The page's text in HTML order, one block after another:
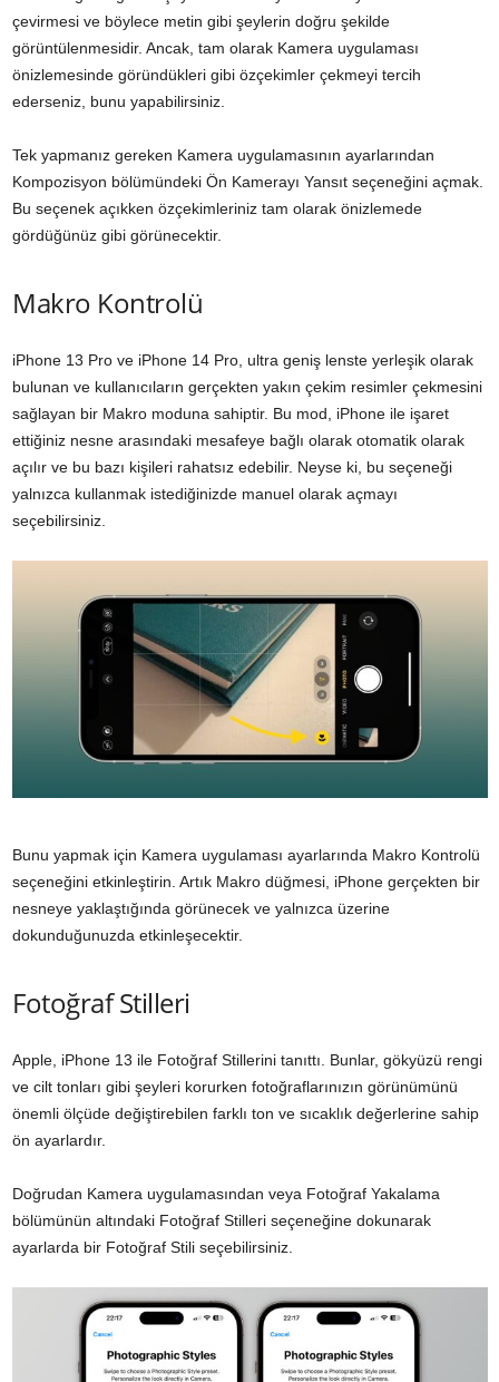
çevirmesi ve böylece metin gibi şeylerin doğru şekilde
görüntülenmesidir. Ancak, tam olarak Kamera uygulaması
önizlemesinde göründükleri gibi özçekimler çekmeyi tercih
ederseniz, bunu yapabilirsiniz.
Tek yapmanız gereken Kamera uygulamasının ayarlarından
Kompozisyon bölümündeki Ön Kamerayı Yansıt seçeneğini açmak.
Bu seçenek açıkken özçekimleriniz tam olarak önizlemede
gördüğünüz gibi görünecektir.
Makro Kontrolü
iPhone 13 Pro ve iPhone 14 Pro, ultra geniş lenste yerleşik olarak
bulunan ve kullanıcıların gerçekten yakın çekim resimler çekmesini
sağlayan bir Makro moduna sahiptir. Bu mod, iPhone ile işaret
ettiğiniz nesne arasındaki mesafeye bağlı olarak otomatik olarak
açılır ve bu bazı kişileri rahatsız edebilir. Neyse ki, bu seçeneği
yalnızca kullanmak istediğinizde manuel olarak açmayı
seçebilirsiniz.
Bunu yapmak için Kamera uygulaması ayarlarında Makro Kontrolü
seçeneğini etkinleştirin. Artık Makro düğmesi, iPhone gerçekten bir
nesneye yaklaştığında görünecek ve yalnızca üzerine
dokunduğunuzda etkinleşecektir.
Fotoğraf Stilleri
Apple, iPhone 13 ile Fotoğraf Stillerini tanıttı. Bunlar, gökyüzü rengi
ve cilt tonları gibi şeyleri korurken fotoğraflarınızın görünümünü
önemli ölçüde değiştirebilen farklı ton ve sıcaklık değerlerine sahip
ön ayarlardır.
Doğrudan Kamera uygulamasından veya Fotoğraf Yakalama
bölümünün altındaki Fotoğraf Stilleri seçeneğine dokunarak
ayarlarda bir Fotoğraf Stili seçebilirsiniz.